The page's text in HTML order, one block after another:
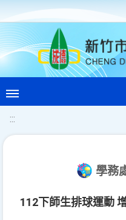
:::
學務
112下師生排球運動